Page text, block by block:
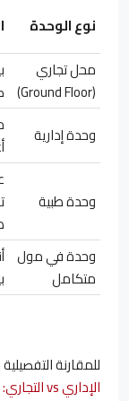
نوع الوحدة
محل تجاري
(Ground Floor)
وحدة إدارية
وحدة طبية
وحدة في مول
متكامل
للمقارنة
الإداري vs التجاري: أيهما أفضل 2026؟